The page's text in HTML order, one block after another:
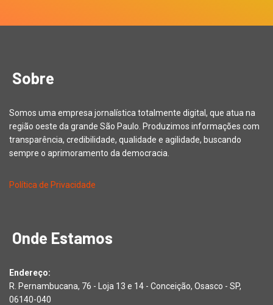
Sobre
Somos uma empresa jornalística totalmente digital, que atua na
região oeste da grande São Paulo. Produzimos informações com
transparência, credibilidade, qualidade e agilidade, buscando
sempre o aprimoramento da democracia.
Política de Privacidade
Onde Estamos
Endereço:
R. Pernambucana, 76 - Loja 13 e 14 - Conceição, Osasco - SP,
06140-040